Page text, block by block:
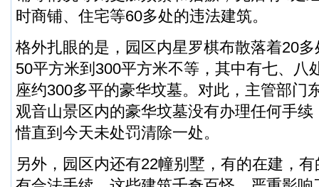
时商铺、住宅等60多处的违法建筑。
格外扎眼的是，园区内星罗棋布散落着20
50平方米到300平方米不等，其中有七、八
座约300多平的豪华坟墓。对此，主管部门
观音山景区内的豪华坟墓没有办理任何手
惜直到今天未处罚清除一处。
另外，园区内还有22幢别墅，有的在建，